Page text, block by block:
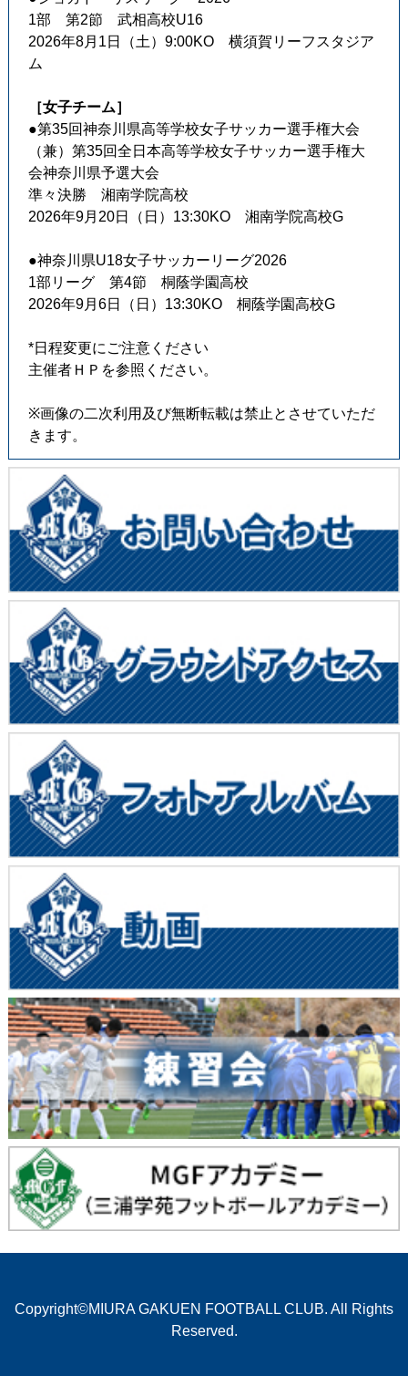
1部 第2節 武相高校U16
2026年8月1日（土）9:00KO 横須賀リーフスタジア
ム
［女子チーム］
●第35回神奈川県高等学校女子サッカー選手権大会
（兼）第35回全日本高等学校女子サッカー選手権大
会神奈川県予選大会
準々決勝 湘南学院高校
2026年9月20日（日）13:30KO 湘南学院高校G
●神奈川県U18女子サッカーリーグ2026
1部リーグ 第4節 桐蔭学園高校
2026年9月6日（日）13:30KO 桐蔭学園高校G
*日程変更にご注意ください
主催者ＨＰを参照ください。
※画像の二次利用及び無断転載は禁止とさせていただ
きます。
Copyright©MIURA GAKUEN FOOTBALL CLUB. All Rights
Reserved.